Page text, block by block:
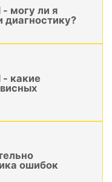
могу ли я
диагностику?
- какие
ошибок